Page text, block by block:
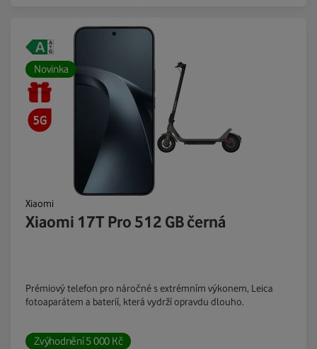
Novinka
Xiaomi
Xiaomi 17T Pro 512 GB černá
Prémiový telefon pro náročné s extrémním výkonem, Leica
fotoaparátem a baterií, která vydrží opravdu dlouho.
Zvýhodnění5 000 Kč